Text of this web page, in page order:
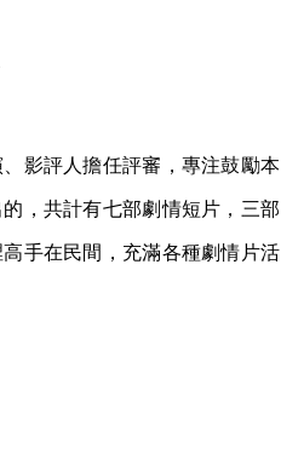
影評人擔任評審，專注鼓勵本
，共計有七部劇情短片，三部
手在民間，充滿各種劇情片活